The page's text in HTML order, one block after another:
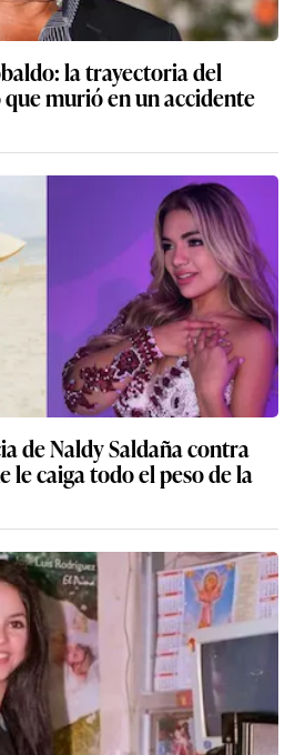
la trayectoria del
murió en un accidente
de Naldy Saldaña contra
le caiga todo el peso de la